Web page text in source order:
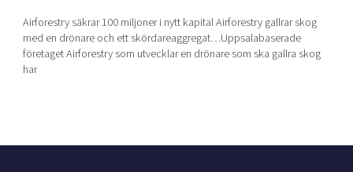
Kunskapsbank
Airforestry säkrar 100 miljoner i nytt kapital Airforestry gallrar skog
med en drönare och ett skördareaggregat…Uppsalabaserade
företaget Airforestry som utvecklar en drönare som ska gallra skog
har